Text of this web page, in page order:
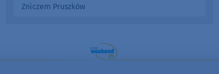
Zniczem Pruszków